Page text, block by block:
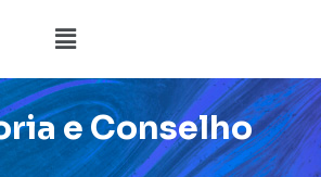
Menu
e Conselho